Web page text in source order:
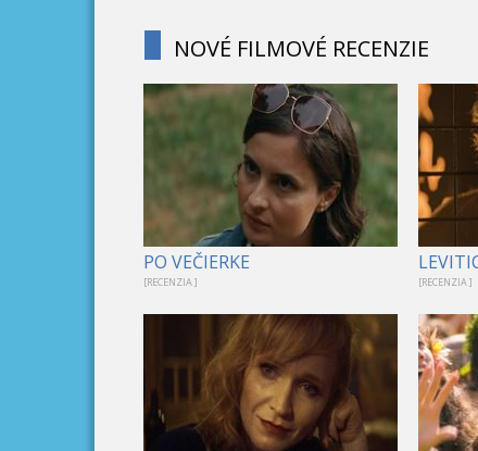
NOVÉ FILMOVÉ RECENZIE
PO VEČIERKE
[RECENZIA ] [RECENZIA ]